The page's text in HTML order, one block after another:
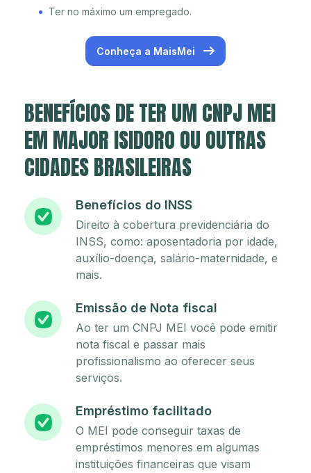
Ter no máximo um empregado.
Conheça a MaisMei
BENEFÍCIOS DE TER UM CNPJ MEI
EM MAJOR ISIDORO OU OUTRAS
CIDADES BRASILEIRAS
Benefícios do INSS
Direito à cobertura previdenciária do
INSS, como: aposentadoria por idade,
auxílio-doença, salário-maternidade, e
mais.
Emissão de Nota fiscal
Ao ter um CNPJ MEI você pode emitir
nota fiscal e passar mais
profissionalismo ao oferecer seus
serviços.
Empréstimo facilitado
O MEI pode conseguir taxas de
empréstimos menores em algumas
instituições financeiras que visam